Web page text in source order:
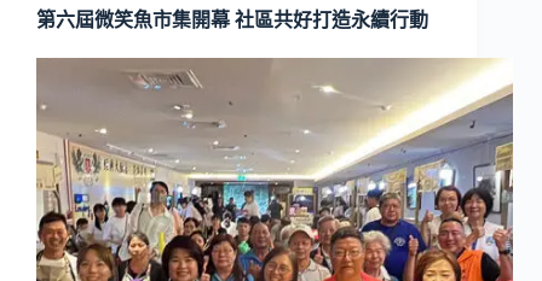
第六屆微笑魚市集開幕 社區共好打造永續行動